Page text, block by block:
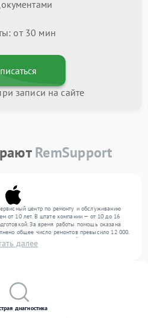
от 30 мин
записи на сайте
RemSupport
центр по ремонту и обслуживанию
от 10 лет. В штате компании — от 10 до 16
За время работы помощь оказана
общее число ремонтов превысило 12 000.
более 300 обращений, включая , , . Мы
и поддерживаем высокий стандарт качества
далее
диагностика